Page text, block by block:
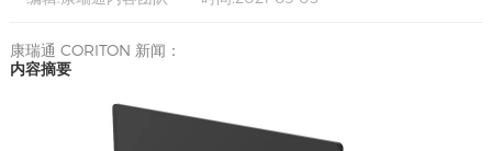
康瑞通 CORITON 新闻：
内容摘要